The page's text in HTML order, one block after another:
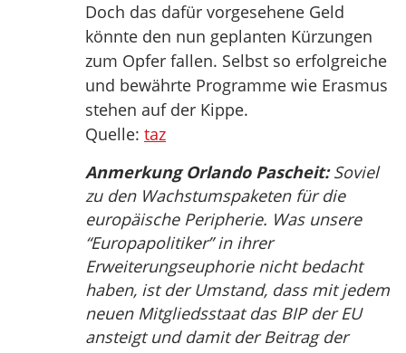
Doch das dafür vorgesehene Geld
könnte den nun geplanten Kürzungen
zum Opfer fallen. Selbst so erfolgreiche
und bewährte Programme wie Erasmus
stehen auf der Kippe.
Quelle: taz
Anmerkung Orlando Pascheit:Soviel
zu den Wachstumspaketen für die
europäische Peripherie. Was unsere
“Europapolitiker” in ihrer
Erweiterungseuphorie nicht bedacht
haben, ist der Umstand, dass mit jedem
neuen Mitgliedsstaat das BIP der EU
ansteigt und damit der Beitrag der